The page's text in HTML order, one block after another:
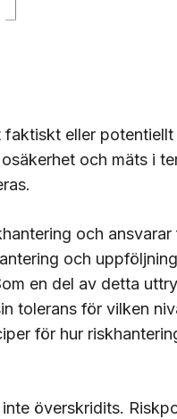
eller
och mäts i
och
och
en del av detta
tolerans för vilken
för hur
överskridits.